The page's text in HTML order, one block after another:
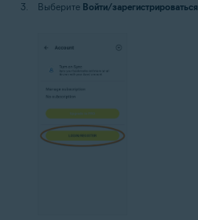
Выберите Войти/зарегистрироваться